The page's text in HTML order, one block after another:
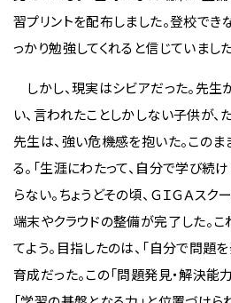
習プリントを配布しました。登校でき
っかり勉強してくれると信じていました
しかし、現実はシビアだった。先
い、言われたことしかしない子供が、
先生は、強い危機感を抱いた。この
る。「生涯にわたって、自分で学び続
らない。ちょうどその頃、ＧＩＧＡスク
端末やクラウドの整備が完了した。こ
てよう。目指したのは、「自分で問題
育成だった。この「問題発見・解決能